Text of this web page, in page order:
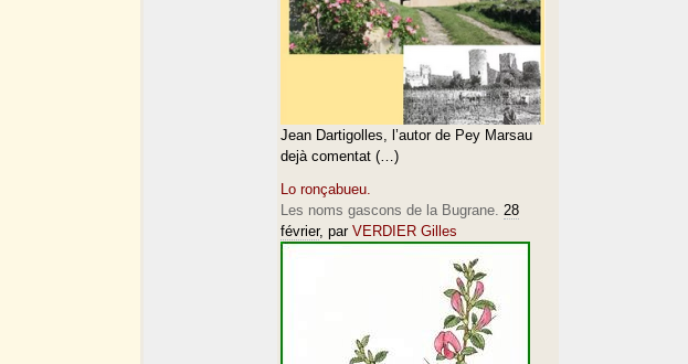
Jean Dartigolles, l’autor de Pey Marsau
dejà comentat (…)
Lo ronçabueu.
Les noms gascons de la Bugrane. 28
février, par VERDIER Gilles